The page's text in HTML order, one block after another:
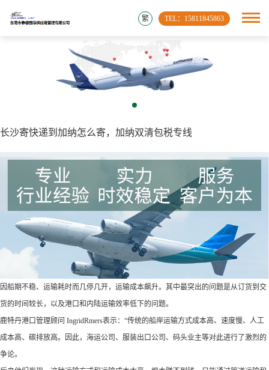
TEL：15811845863
繁
长沙寄快递到加纳怎么寄，加纳双清包税专线
因船期不稳、运输耗时而几停几开，运输成本飙升。其中最突出的问题是从订货到交
货的时间较长，以及港口和内陆运输效率低下的问题。
鹿特丹港口管理顾问 IngridRmers表示：“传统的船岸运输方式成本高、速度慢、人工
成本高、碳排放高。因此，海运公司、服装出口公司、码头业主等对此进行了激烈的
争论。